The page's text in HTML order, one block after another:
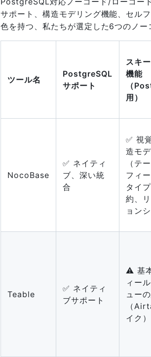
サポート、構造モデリング機能、セル
色を持つ、私たちが選定した6つのノー
ツール名
PostgreSQL
サポート
スキ
機能
（
用）
NocoBase
✅ ネイティ
ブ、深い統
合
✅ 視
造モ
（テ
フィー
タイ
約、
ョン
Teable
✅ ネイティ
ブサポート
⚠️ 基
ィー
ュー
（
イク）